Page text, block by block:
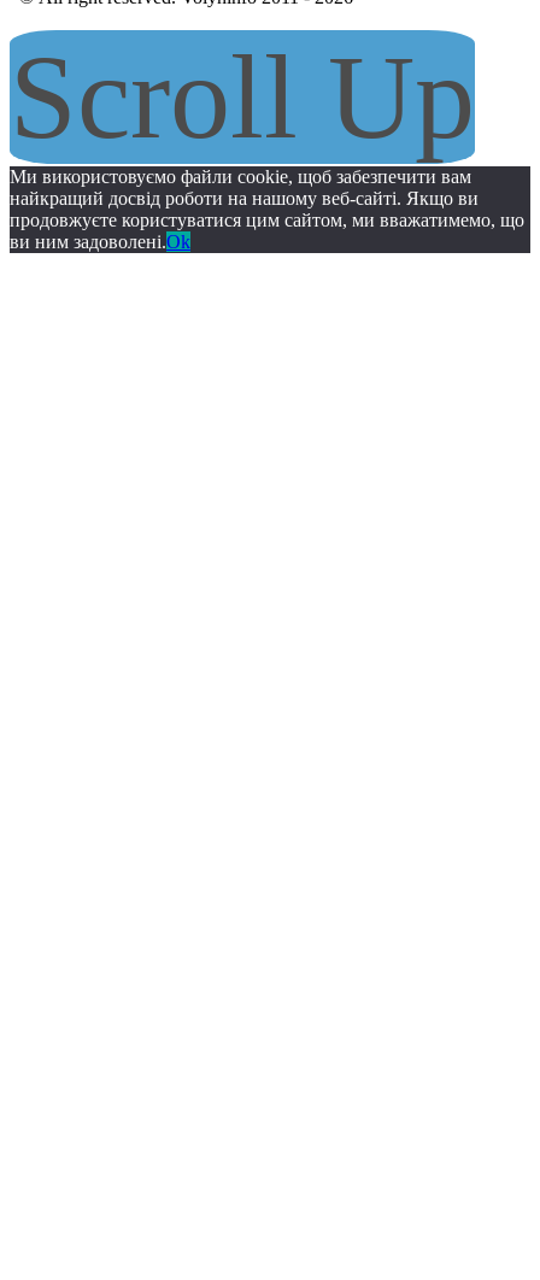
Scroll Up
Ми використовуємо файли cookie, щоб забезпечити вам
найкращий досвід роботи на нашому веб-сайті. Якщо ви
продовжуєте користуватися цим сайтом, ми вважатимемо, що
ви ним задоволені.Ok